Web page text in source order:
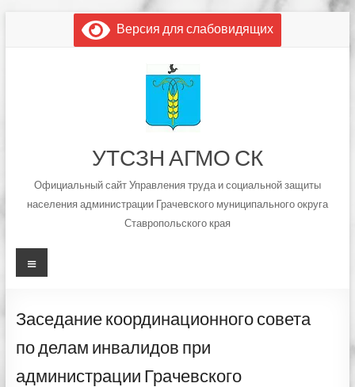
содержимому
Версия для слабовидящих
УТСЗН АГМО СК
Официальный сайт Управления труда и социальной защиты
населения администрации Грачевского муниципального округа
Ставропольского края
Меню
Заседание координационного совета
по делам инвалидов при
администрации Грачевского